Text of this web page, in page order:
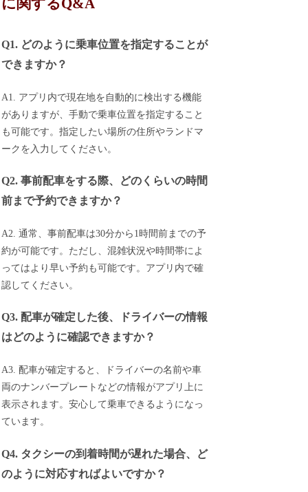
Q1. どのように乗車位置を指定することが
できますか？
A1. アプリ内で現在地を自動的に検出する機能
がありますが、手動で乗車位置を指定すること
も可能です。指定したい場所の住所やランドマ
ークを入力してください。
Q2. 事前配車をする際、どのくらいの時間
前まで予約できますか？
A2. 通常、事前配車は30分から1時間前までの予
約が可能です。ただし、混雑状況や時間帯によ
ってはより早い予約も可能です。アプリ内で確
認してください。
Q3. 配車が確定した後、ドライバーの情報
はどのように確認できますか？
A3. 配車が確定すると、ドライバーの名前や車
両のナンバープレートなどの情報がアプリ上に
表示されます。安心して乗車できるようになっ
ています。
Q4. タクシーの到着時間が遅れた場合、ど
のように対応すればよいですか？